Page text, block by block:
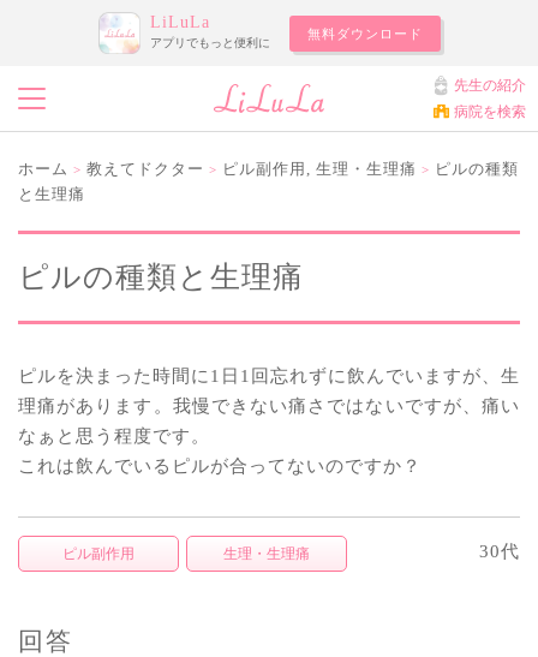
LiLuLa
アプリでもっと便利に
無料ダウンロード
先生の紹介
病院を検索
ホーム > 教えてドクター > ピル副作用 , 生理・生理痛 > ピルの種類
と生理痛
ピルの種類と生理痛
ピルを決まった時間に1日1回忘れずに飲んでいますが、生
理痛があります。我慢できない痛さではないですが、痛い
なぁと思う程度です。
これは飲んでいるピルが合ってないのですか？
ピル副作用 生理・生理痛 30代
回答